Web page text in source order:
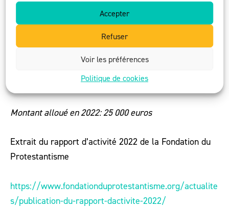
Accepter
Refuser
Voir les préférences
Politique de cookies
personnes. Pour faire face à la saturation du 115 et
au manque de places en CADA, le Diaconat s’appuie
sur un réseau d’hébergeurs solidaires et gère 15
gérer 18 logements directement.
Montant alloué en 2022: 25 000 euros
Extrait du rapport d’activité 2022 de la Fondation du
Protestantisme
https://www.fondationduprotestantisme.org/actualite
s/publication-du-rapport-dactivite-2022/